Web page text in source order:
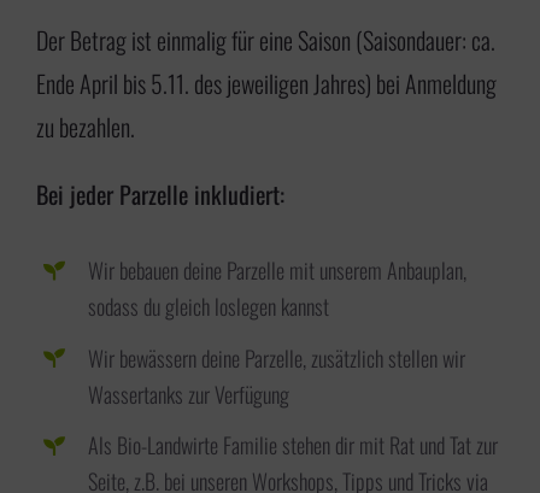
Der Betrag ist einmalig für eine Saison (Saisondauer: ca.
Ende April bis 5.11. des jeweiligen Jahres) bei Anmeldung
zu bezahlen.
Bei jeder Parzelle inkludiert:
Wir bebauen deine Parzelle mit unserem Anbauplan,
sodass du gleich loslegen kannst
Wir bewässern deine Parzelle, zusätzlich stellen wir
Wassertanks zur Verfügung
Als Bio-Landwirte Familie stehen dir mit Rat und Tat zur
Seite, z.B. bei unseren Workshops, Tipps und Tricks via